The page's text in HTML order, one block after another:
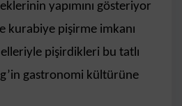
yapımını gösteriyor
kurabiye pişirme imkanı
elleriyle pişirdikleri bu tatlı
gastronomi kültürüne